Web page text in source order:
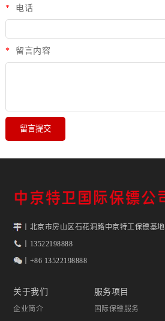
* 电话
* 留言内容
丨北京市房山区石花洞路中京特工保镖基地
丨13522198888
丨+86 13522198888
关于我们
企业简介
服务项目
国际保镖服务